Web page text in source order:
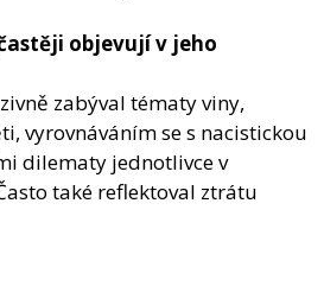
objevují v jeho
zabýval tématy viny,
vyrovnáváním se s nacistickou
dilematy jednotlivce v
také reflektoval ztrátu